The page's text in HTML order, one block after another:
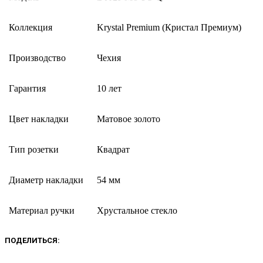
Коллекция Krystal Premium (Кристал Премиум)
Производство Чехия
Гарантия 10 лет
Цвет накладки Матовое золото
Тип розетки Квадрат
Диаметр накладки 54 мм
Материал ручки Хрустальное стекло
ПОДЕЛИТЬСЯ: